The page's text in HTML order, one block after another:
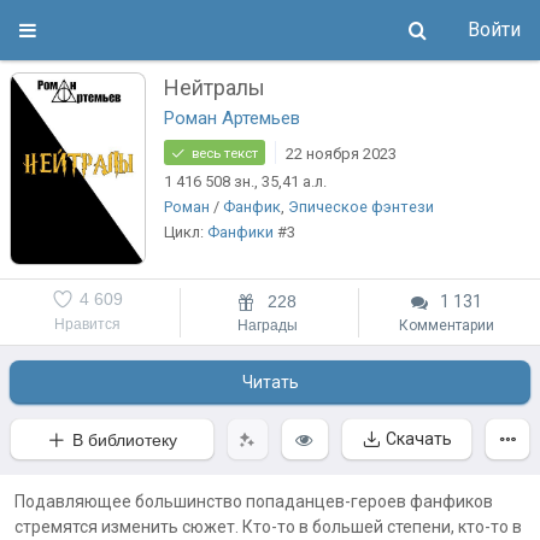
Войти
Нейтралы
Роман Артемьев
весь текст
22 ноября 2023
1 416 508 зн., 35,41 а.л.
Роман / Фанфик, Эпическое фэнтези
Цикл: Фанфики #3
Нравится
4 609 228
Награды
1 131
Комментарии
Читать
В библиотеку Скачать
Подавляющее большинство попаданцев-героев фанфиков
стремятся изменить сюжет. Кто-то в большей степени, кто-то в